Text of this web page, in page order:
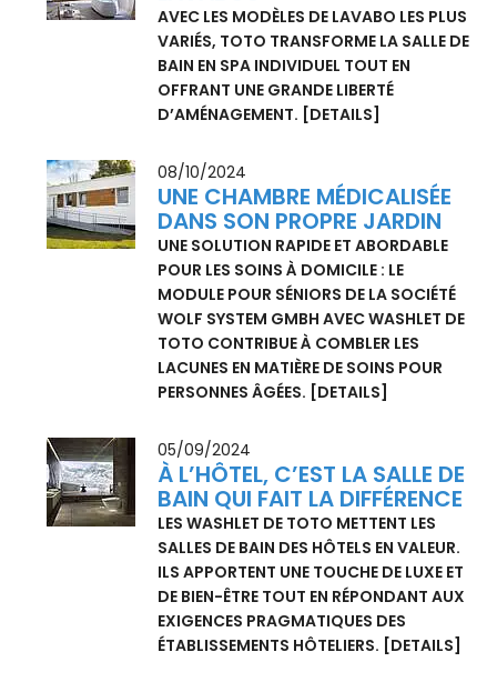
L’OMBRE PUBLIÉ DANS LES ANNÉES 30
POUR METTRE EN SCÈNE DES SALLES DE
BAIN CONTEMPORAINES.[DETAILS]
05/11/2024
LAVABOS
AVEC LES MODÈLES DE LAVABO LES PLUS
VARIÉS, TOTO TRANSFORME LA SALLE DE
BAIN EN SPA INDIVIDUEL TOUT EN
OFFRANT UNE GRANDE LIBERTÉ
D’AMÉNAGEMENT.[DETAILS]
08/10/2024
UNE CHAMBRE MÉDICALISÉE
DANS SON PROPRE JARDIN
POUR LES SOINS À DOMICILE : LE
MODULE POUR SÉNIORS DE LA SOCIÉTÉ
WOLF SYSTEM GMBH AVEC WASHLET DE
TOTO CONTRIBUE À COMBLER LES
LACUNES EN MATIÈRE DE SOINS POUR
PERSONNES ÂGÉES. [DETAILS]
05/09/2024
À L’HÔTEL, C’EST LA SALLE DE